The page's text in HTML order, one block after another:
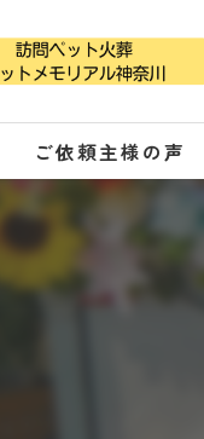
ご依頼主様の声